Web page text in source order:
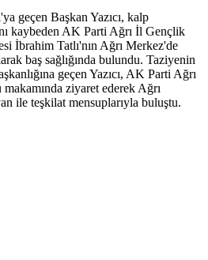
geçen Başkan Yazıcı, kalp
kaybeden AK Parti Ağrı İl Gençlik
İbrahim Tatlı'nın Ağrı Merkez'de
baş sağlığında bulundu. Taziyenin
geçen Yazıcı, AK Parti Ağrı
ziyaret ederek Ağrı
ile teşkilat mensuplarıyla buluştu.